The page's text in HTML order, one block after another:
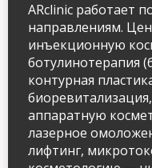
ARclinic работает
направлениям.
инъекционную
ботулинотерапия
контурная
аппаратную
лазерное
лифтинг,